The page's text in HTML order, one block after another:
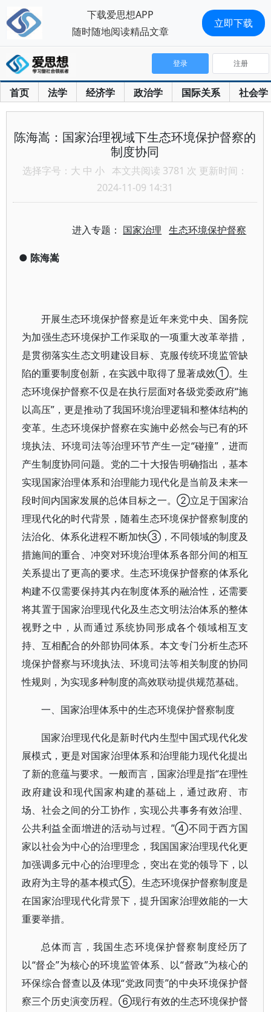
首页 法学 经济学 政治学 国际关系 社会学
登录 注册
陈海嵩：国家治理视域下生态环境保护督察的
制度协同
选择字号： 大 中 小 本文共阅读 3781 次 更新时间：
2024-11-09 14:31
进入专题： 国家治理 生态环境保护督察
● 陈海嵩
开展生态环境保护督察是近年来党中央、国务院
为加强生态环境保护工作采取的一项重大改革举措，
是贯彻落实生态文明建设目标、克服传统环境监管缺
陷的重要制度创新，在实践中取得了显著成效①。生
态环境保护督察不仅是在执行层面对各级党委政府“施
以高压”，更是推动了我国环境治理逻辑和整体结构的
变革。生态环境保护督察在实施中必然会与已有的环
境执法、环境司法等治理环节产生一定“碰撞”，进而
产生制度协同问题。党的二十大报告明确指出，基本
实现国家治理体系和治理能力现代化是当前及未来一
段时间内国家发展的总体目标之一。②立足于国家治
理现代化的时代背景，随着生态环境保护督察制度的
法治化、体系化进程不断加快③，不同领域的制度及
措施间的重合、冲突对环境治理体系各部分间的相互
关系提出了更高的要求。生态环境保护督察的体系化
构建不仅需要保持其内在制度体系的融洽性，还需要
将其置于国家治理现代化及生态文明法治体系的整体
视野之中，从而通过系统协同形成各个领域相互支
持、互相配合的外部协同体系。本文专门分析生态环
境保护督察与环境执法、环境司法等相关制度的协同
性规则，为实现多种制度的高效联动提供规范基础。
一、国家治理体系中的生态环境保护督察制度
国家治理现代化是新时代内生型中国式现代化发
展模式，更是对国家治理体系和治理能力现代化提出
了新的意蕴与要求。一般而言，国家治理是指“在理性
政府建设和现代国家构建的基础上，通过政府、市
场、社会之间的分工协作，实现公共事务有效治理、
公共利益全面增进的活动与过程。”④不同于西方国
家以社会为中心的治理理念，我国国家治理现代化更
加强调多元中心的治理理念，突出在党的领导下，以
政府为主导的基本模式⑤。生态环境保护督察制度是
在国家治理现代化背景下，提升国家治理效能的一大
重要举措。
总体而言，我国生态环境保护督察制度经历了
以“督企”为核心的环境监管体系、以“督政”为核心的
环保综合督查以及体现“党政同责”的中央环境保护督
察三个历史演变历程。⑥现行有效的生态环境保护督
下载爱思想APP
随时随地阅读精品文章
立即下载